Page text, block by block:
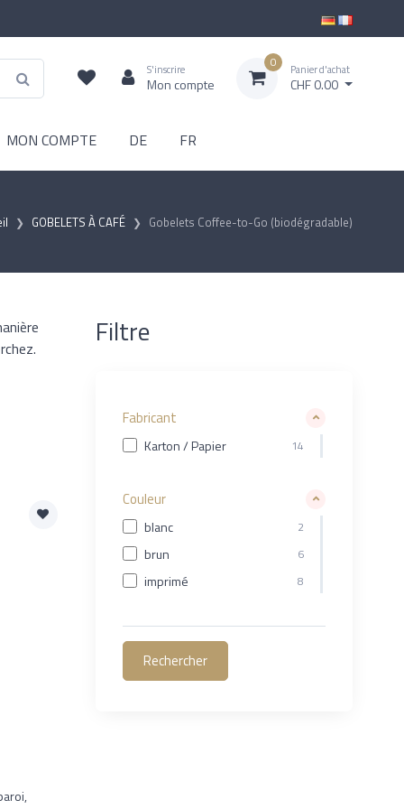
S'inscrire
Mon compte
0 Panier d'achat
CHF 0.00
MON COMPTE DE FR
GOBELETS À CAFÉ Gobelets Coffee-to-Go (biodégradable)
Filtre
Fabricant
Karton / Papier 14
Couleur
blanc 2
brun 6
imprimé 8